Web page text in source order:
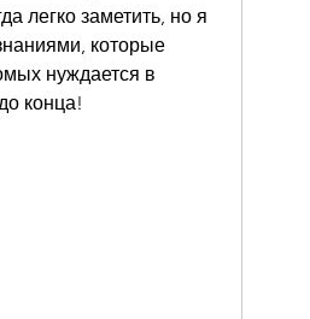
легко заметить, но я
которые
нуждается в
конца!